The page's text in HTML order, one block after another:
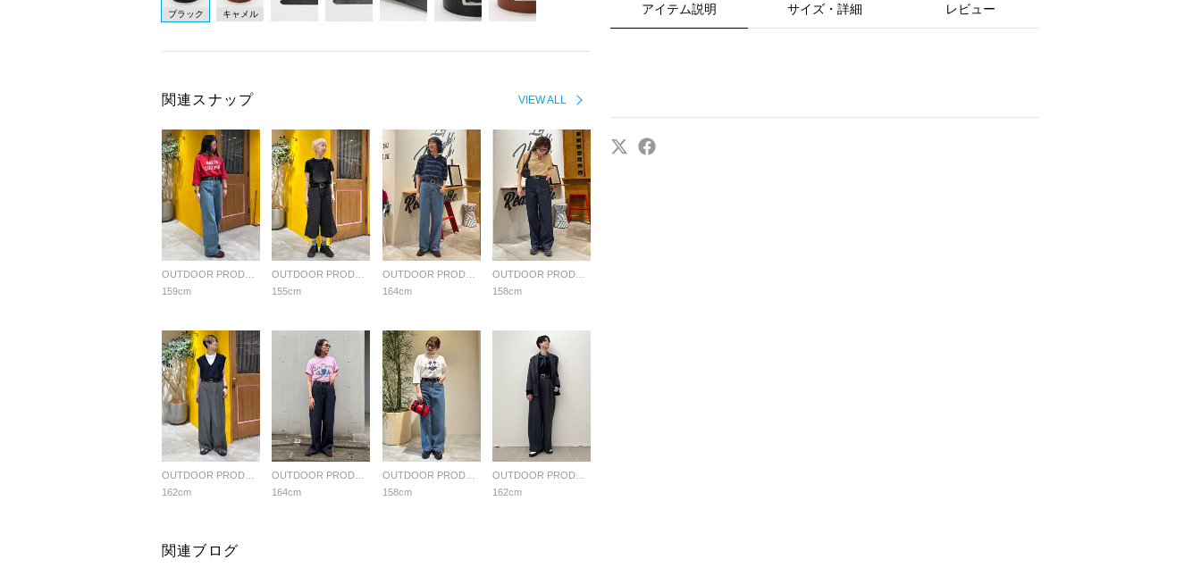
ブラック キャメル
VIEW ALL
関連スナップ
159cm
155cm
OUTDOOR PRODUCTS Usual Things
164cm
OUTDOOR PRODUCTS Usual Things
158cm
162cm
164cm
OUTDOOR PRODUCTS Usual Things
158cm
OUTDOOR PRODUCTS Usual Things
162cm
関連ブログ
アイテム説明 サイズ・詳細 レビュー